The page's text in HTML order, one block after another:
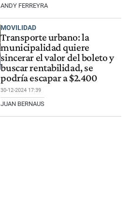
ANDY FERREYRA
MOVILIDAD
Transporte urbano: la
municipalidad quiere
sincerar el valor del boleto y
buscar rentabilidad, se
podría escapar a $2.400
30-12-2024 17:39
JUAN BERNAUS